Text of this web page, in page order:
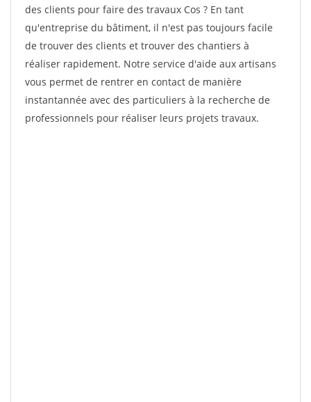
des clients pour faire des travaux Cos ? En tant
qu'entreprise du bâtiment, il n'est pas toujours facile
de trouver des clients et trouver des chantiers à
réaliser rapidement. Notre service d'aide aux artisans
vous permet de rentrer en contact de manière
instantannée avec des particuliers à la recherche de
professionnels pour réaliser leurs projets travaux.